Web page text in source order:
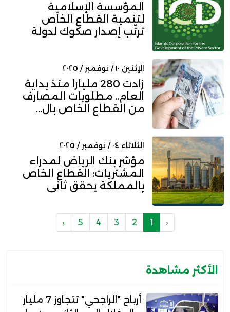
المؤسسة الإسلامية
لتنمية القطاع الخاص
ترتّب إصدار صكوك لدولة
الإثنين ١٠ / نوفمبر / ٢٠٢٥
زادت 280 مليارًا منذ بداية
العام.. مطلوبات المصارف
من القطاع الخاص بال...
الثلاثاء ٠٤ / نوفمبر / ٢٠٢٥
مؤشر بنك الرياض لمدراء
المشتريات: القطاع الخاص
بالمملكة يحقق ثاني
‹
1
2
3
4
5
›
الأكثر مشاهدة
أرباح "الراجحي" تتجاوز 7 مليار